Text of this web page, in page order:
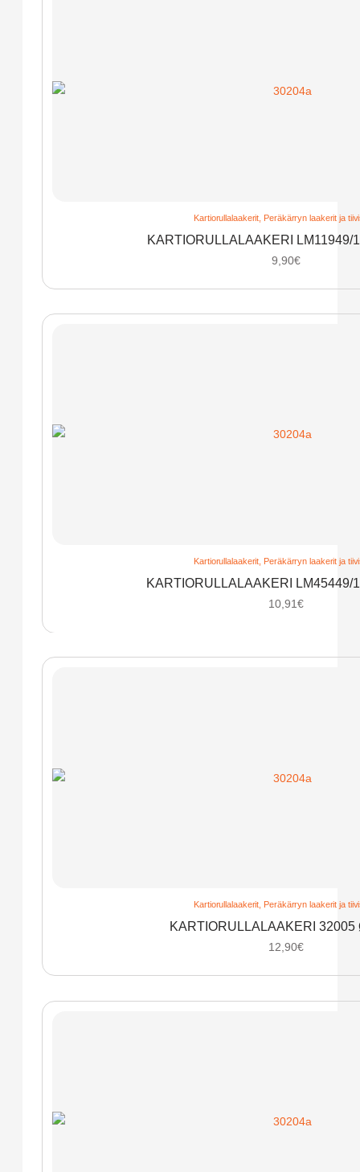
Kartiorullalaakerit Peräkärryn laakerit ja
KARTIORULLALAAKERI LM11949/
9,90€
Kartiorullalaakerit Peräkärryn laakerit ja
KARTIORULLALAAKERI LM45449/
10,91€
Kartiorullalaakerit Peräkärryn laakerit ja
KARTIORULLALAAKERI 32005
12,90€